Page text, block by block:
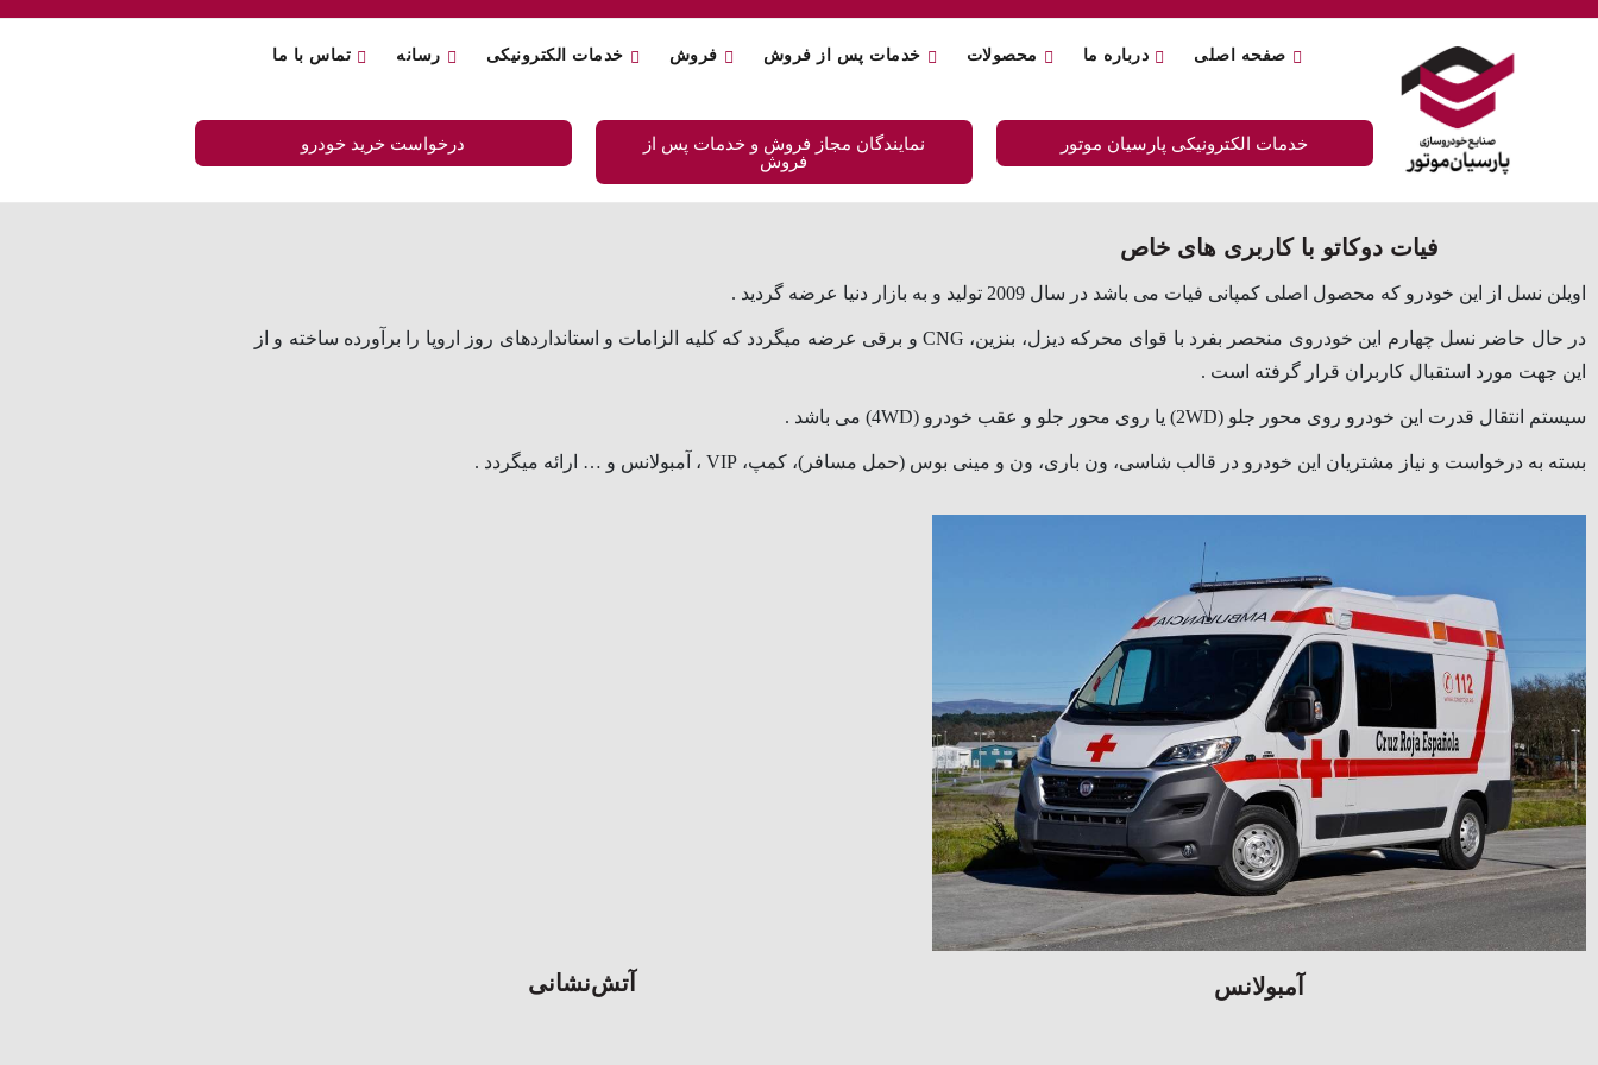
صفحه اصلی درباره ما محصولات خدمات پس از فروش فروش خدمات الکترونیکی رسانه تماس با ما
خدمات الکترونیکی پارسیان موتور
نمایندگان مجاز فروش و خدمات پس از
فروش
درخواست خرید خودرو
فیات دوکاتو با کاربری های خاص
اویلن نسل از این خودرو که محصول اصلی کمپانی فیات می باشد در سال 2009 تولید و به بازار دنیا عرضه گردید .
در حال حاضر نسل چهارم این خودروی منحصر بفرد با قوای محرکه دیزل، بنزین، CNG و برقی عرضه میگردد که کلیه الزامات و استانداردهای روز اروپا را برآورده ساخته و از
این جهت مورد استقبال کاربران قرار گرفته است .
سیستم انتقال قدرت این خودرو روی محور جلو (2WD) یا روی محور جلو و عقب خودرو (4WD) می باشد .
بسته به درخواست و نیاز مشتریان این خودرو در قالب شاسی، ون باری، ون و مینی بوس (حمل مسافر)، کمپ، VIP ، آمبولانس و … ارائه میگردد .
آمبولانس آتش‌نشانی